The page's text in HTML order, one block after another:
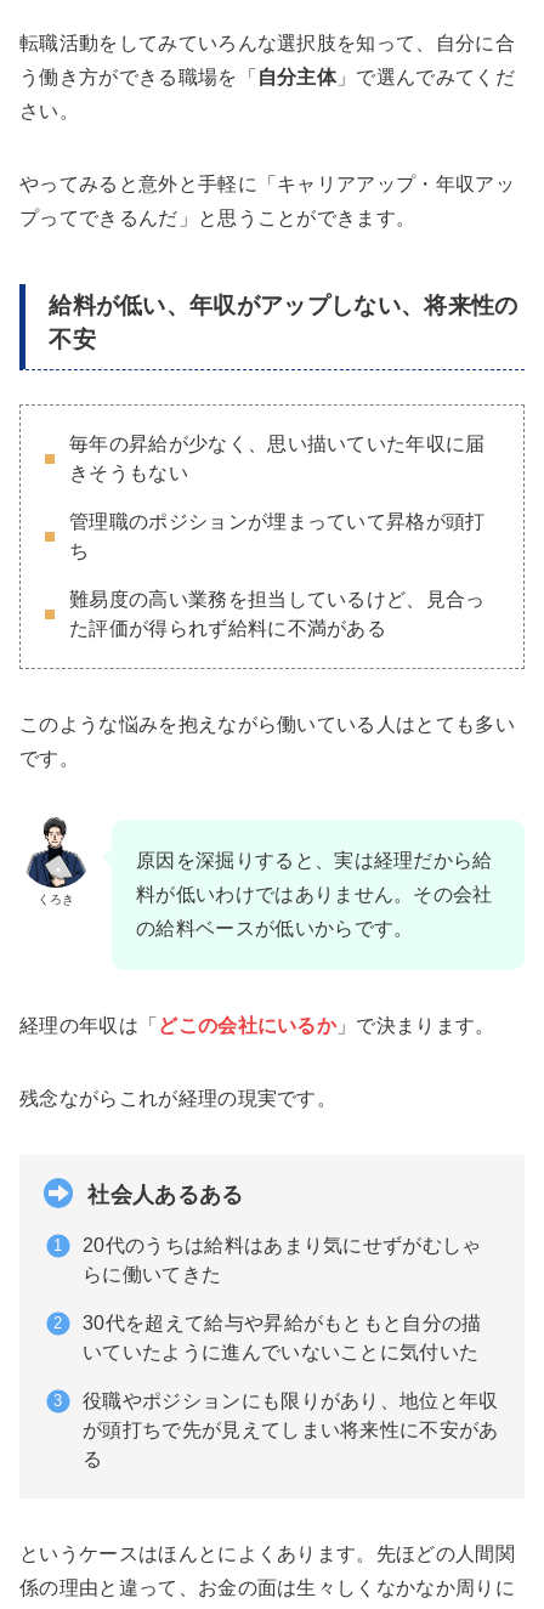
転職活動をしてみていろんな選択肢を知って、自分に合
う働き方ができる職場を「 自分主体」で選んでみてくだ
さい。
やってみると意外と手軽に「キャリアアップ・年収アッ
プってできるんだ」と思うことができます。
給料が低い、年収がアップしない、将来性の
不安
毎年の昇給が少なく、思い描いていた年収に届
きそうもない
管理職のポジションが埋まっていて昇格が頭打
ち
難易度の高い業務を担当しているけど、見合っ
た評価が得られず給料に不満がある
このような悩みを抱えながら働いている人はとても多い
です。
くろき
原因を深掘りすると、実は経理だから給
料が低いわけではありません。その会社
の給料ベースが低いからです。
経理の年収は「 どこの会社にいるか」で決まります。
残念ながらこれが経理の現実です。
社会人あるある
20代のうちは給料はあまり気にせずがむしゃ
らに働いてきた
30代を超えて給与や昇給がもともと自分の描
いていたように進んでいないことに気付いた
役職やポジションにも限りがあり、地位と年収
が頭打ちで先が見えてしまい将来性に不安があ
る
というケースはほんとによくあります。先ほどの人間関
係の理由と違って、お金の面は生々しくなかなか周りに